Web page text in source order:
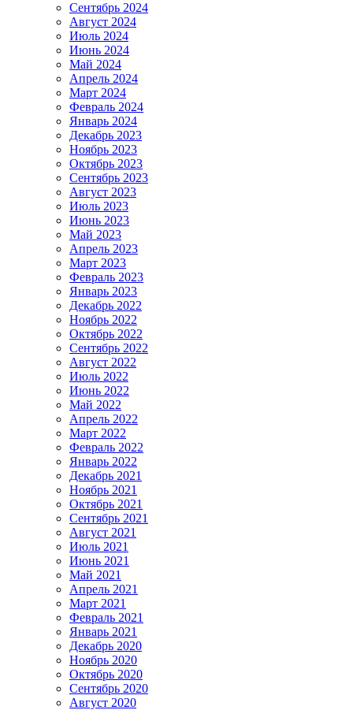
Сентябрь 2024
Август 2024
Июль 2024
Июнь 2024
Май 2024
Апрель 2024
Март 2024
Февраль 2024
Январь 2024
Декабрь 2023
Ноябрь 2023
Октябрь 2023
Сентябрь 2023
Август 2023
Июль 2023
Июнь 2023
Май 2023
Апрель 2023
Март 2023
Февраль 2023
Январь 2023
Декабрь 2022
Ноябрь 2022
Октябрь 2022
Сентябрь 2022
Август 2022
Июль 2022
Июнь 2022
Май 2022
Апрель 2022
Март 2022
Февраль 2022
Январь 2022
Декабрь 2021
Ноябрь 2021
Октябрь 2021
Сентябрь 2021
Август 2021
Июль 2021
Июнь 2021
Май 2021
Апрель 2021
Март 2021
Февраль 2021
Январь 2021
Декабрь 2020
Ноябрь 2020
Октябрь 2020
Сентябрь 2020
Август 2020